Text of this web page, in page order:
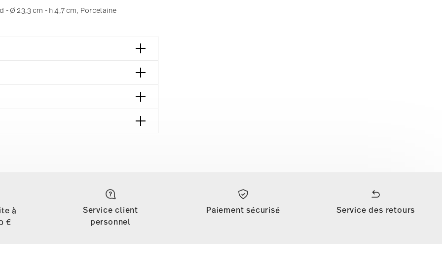
- Ø 23,3 cm - h 4,7 cm, Porcelaine
à
€
Service client
personnel
Paiement sécurisé Service des retours